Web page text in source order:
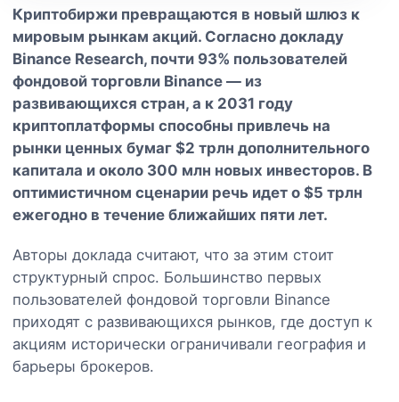
Криптобиржи превращаются в новый шлюз к
мировым рынкам акций. Согласно докладу
Binance Research, почти 93% пользователей
фондовой торговли Binance — из
развивающихся стран, а к 2031 году
криптоплатформы способны привлечь на
рынки ценных бумаг $2 трлн дополнительного
капитала и около 300 млн новых инвесторов. В
оптимистичном сценарии речь идет о $5 трлн
ежегодно в течение ближайших пяти лет.
Авторы доклада считают, что за этим стоит
структурный спрос. Большинство первых
пользователей фондовой торговли Binance
приходят с развивающихся рынков, где доступ к
акциям исторически ограничивали география и
барьеры брокеров.